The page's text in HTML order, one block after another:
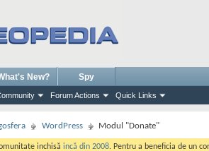
Forum Actions Quick Links
New? Spy
WordPress Modul "Donate"
inchisă incă din 2008. Pentru a beneficia de un